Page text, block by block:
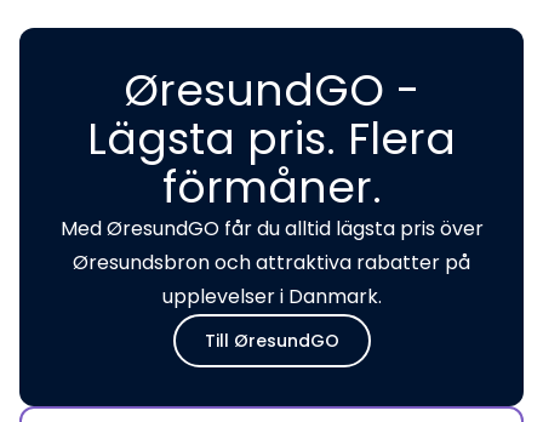
ØresundGO -
Lägsta pris. Flera
förmåner.
Med ØresundGO får du alltid lägsta pris över
Øresundsbron och attraktiva rabatter på
upplevelser i Danmark.
Till ØresundGO